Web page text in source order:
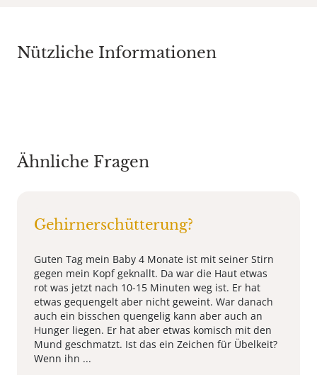
Nützliche Informationen
Ähnliche Fragen
Gehirnerschütterung?
Guten Tag mein Baby 4 Monate ist mit seiner Stirn
gegen mein Kopf geknallt. Da war die Haut etwas
rot was jetzt nach 10-15 Minuten weg ist. Er hat
etwas gequengelt aber nicht geweint. War danach
auch ein bisschen quengelig kann aber auch an
Hunger liegen. Er hat aber etwas komisch mit den
Mund geschmatzt. Ist das ein Zeichen für Übelkeit?
Wenn ihn ...